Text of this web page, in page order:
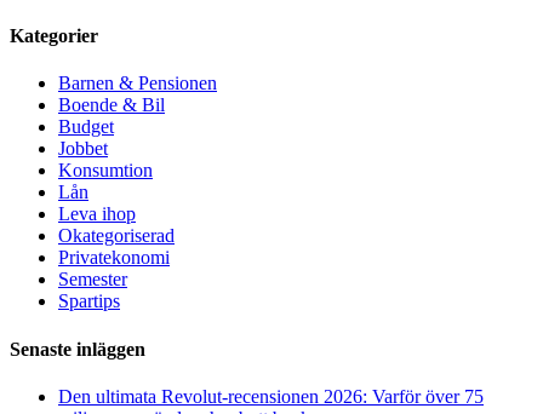
Kategorier
Barnen & Pensionen
Boende & Bil
Budget
Jobbet
Konsumtion
Lån
Leva ihop
Okategoriserad
Privatekonomi
Semester
Spartips
Senaste inläggen
Den ultimata Revolut-recensionen 2026: Varför över 75